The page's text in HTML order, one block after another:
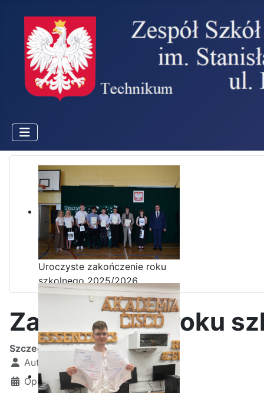
Uroczyste zakończenie roku
szkolnego 2025/2026
Zakończenie roku
Szczegóły
Autor:
Kamil Krosta
Opublikowano: 22 czerwiec 2024